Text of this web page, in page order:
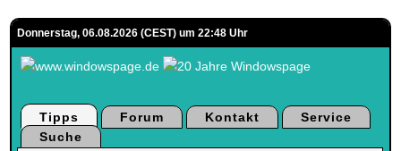
Donnerstag, 06.08.2026 (CEST) um 22:48 Uhr
Tipps Forum Kontakt
Service
Suche